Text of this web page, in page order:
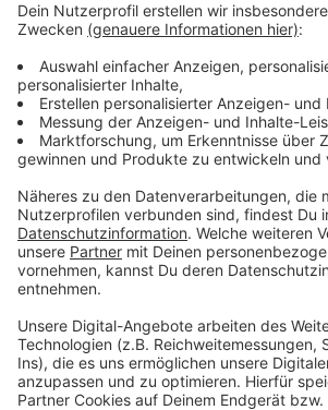
muntere der Straßenkarneval die
bringe sie zusammen, sagt die
der beschlossenen Hilfe handelt es
einmalige Unterstützung zur
aktuellen finanziellen Notlage und
Anzeige
Weitere Meldungen aus
Anzeige
Personalmangel in der Leverkusener
Neuer Gesprächstermin zum